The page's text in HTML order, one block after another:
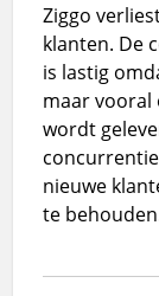
Ziggo
klanten. De
is lastig
maar vooral
wordt
nieuwe
te